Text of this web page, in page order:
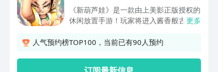
《新葫芦娃》是一款由上美影正版授权的
休闲放置手游！玩家将进入酱香般古色古
战，演绎打倒蛇精、拯救爷爷的故事。游
更多
人气预约榜TOP100，当前已有90人预约